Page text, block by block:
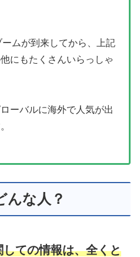
ムが到来してから、上記
にもたくさんいらっしゃ
ーバルに海外で人気が出
んな人？
ての情報は、全くと